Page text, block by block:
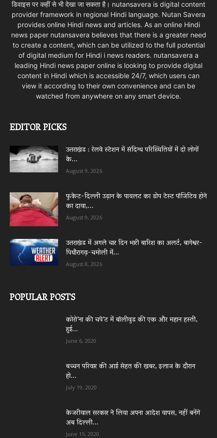
डिवाइस पर कहीं से भी देखा जा सकता है। nutansavera is digital content
provider framework in regional Hindi language. Nutan Savera
provides online Hindi news and articles. As an online Hindi
news paper nutansavera believes that there is a greater need
to create a content, which can be utilized to the full potential
of digital medium for Hindi i news readers. nutansavera a
leading Hindi news paper online is looking to provide digital
content in Hindi which is accessible 24/7, which users can
view it according to their own convenience and can be
watched from anywhere on any smart device.
EDITOR PICKS
उत्तराखंड : रेलवे स्टेशन में संदिग्ध परिस्थितियों में दो लोगों
के...
August 9, 2026
फुकेट-दिल्ली उड़ान के पायलट का डोप टेस्ट पॉजिटिव होने
का दावा,...
August 9, 2026
उत्तराखंड में अगले चार दिन भारी बारिश का अलर्ट, बागेश्वर-
पिथौरागढ़-चमोली में...
August 8, 2026
POPULAR POSTS
कोरो’ना की चपे’ट में बॉलीवुड की एक और महान हस्ती,
हुई...
June 6, 2020
बच्चन परिवार की आई सेहत की खबर, इलाज के दौरान
हो...
July 19, 2020
केजरीवाल सरकार ने लिया अपना आदेश वापस, नहीं बनेंगे
अब दिल्ली...
June 15, 2020